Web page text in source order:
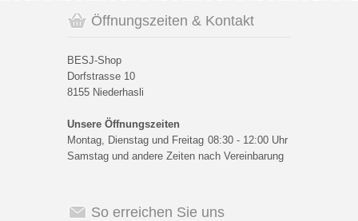
Öffnungszeiten & Kontakt
BESJ-Shop
Dorfstrasse 10
8155 Niederhasli
Unsere Öffnungszeiten
Montag, Dienstag und Freitag 08:30 - 12:00 Uhr
Samstag und andere Zeiten nach Vereinbarung
So erreichen Sie uns